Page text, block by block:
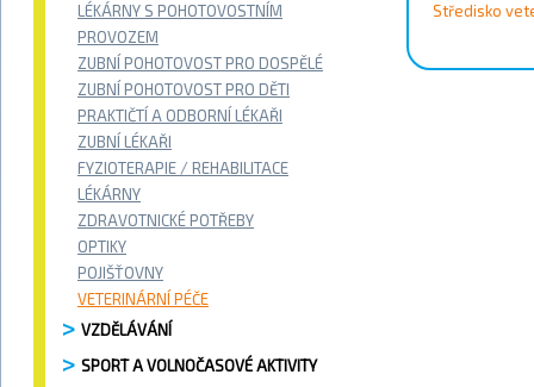
LÉKÁRNY S POHOTOVOSTNÍM
PROVOZEM
ZUBNÍ POHOTOVOST PRO DOSPĚLÉ
ZUBNÍ POHOTOVOST PRO DĚTI
PRAKTIČTÍ A ODBORNÍ LÉKAŘI
ZUBNÍ LÉKAŘI
FYZIOTERAPIE / REHABILITACE
LÉKÁRNY
ZDRAVOTNICKÉ POTŘEBY
OPTIKY
POJIŠŤOVNY
VETERINÁRNÍ PÉČE
VZDĚLÁVÁNÍ
SPORT A VOLNOČASOVÉ AKTIVITY
Město
Přístupnost
Středisko